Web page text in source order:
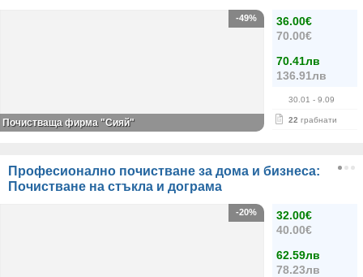
36.00€
70.00€
70.41лв
136.91лв
30.01 - 9.09
22 грабнати
-49%
Почистваща фирма "Сияй"
Професионално почистване за дома и бизнеса:
Почистване на стъкла и дограма
32.00€
40.00€
62.59лв
78.23лв
-20%